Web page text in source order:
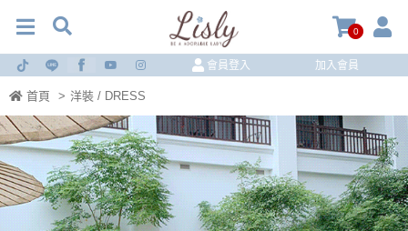
0
會員登入 加入會員
首頁 > 洋裝 / DRESS